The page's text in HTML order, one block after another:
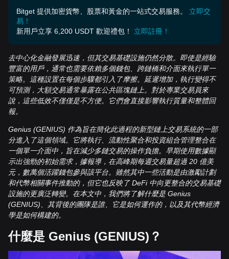
Bitget 提供加密貨幣、股票和黃金的一站式交易服務。
立即交
易！
新用戶立享 6,200 USDT 歡迎禮包！
立即註冊！
去中心化金融發展迅速，但其交易基礎設施仍然分散。即使是經驗
豐富的用戶，通常也需要依賴多個錢包、跨鏈橋和介面來執行單一
策略。這種設置在每個步驟都引入了摩擦。延遲增加，執行變得不
可預測，大額交易通常暴露在公共區塊鏈上。對於專業交易員來
說，這些低效不僅僅是不方便。它們會直接影響執行質量和整體回
報。
Genius (GENIUS) 作為旨在簡化此過程的新型鏈上交易系統的一部
分進入了這個領域。它將執行、流動性聚合和投資組合管理整合在
一個單一介面中，旨在減少多鏈交易的操作負擔。早期使用數據顯
示出強勁的初始需求，據報導，在高峰期每週交易量超過 20 億美
元，數萬個活躍錢包參與該平台。雖然其中一些活動是由激勵計劃
和代幣相關事件推動的，但它也反映了 DeFi 中向更整合的交易基礎
設施的更廣泛轉變。在本文中，我們將了解什麼是 Genius
(GENIUS)、其背後的團隊是誰、它是如何運作的，以及其代幣經濟
學是如何構建的。
什麼是 Genius (GENIUS)？